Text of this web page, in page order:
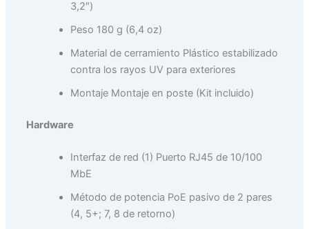
3,2″)
Peso 180 g (6,4 oz)
Material de cerramiento Plástico estabilizado
contra los rayos UV para exteriores
Montaje Montaje en poste (Kit incluido)
Hardware
Interfaz de red (1) Puerto RJ45 de 10/100
MbE
Método de potencia PoE pasivo de 2 pares
(4, 5+; 7, 8 de retorno)